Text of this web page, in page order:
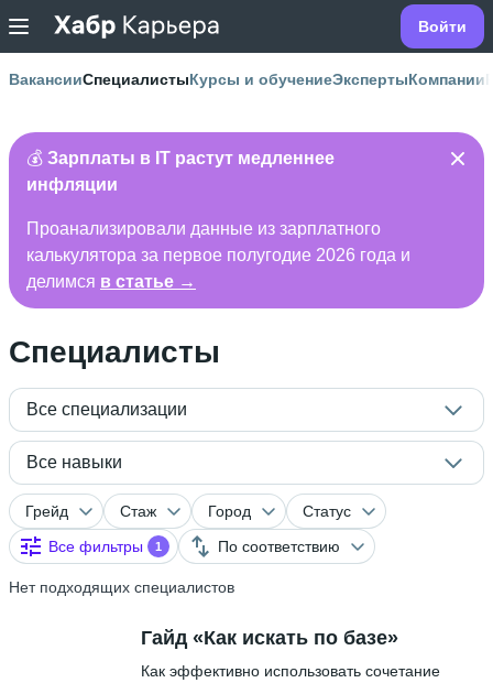
Войти
ВакансииСпециалистыКурсы и обучениеЭкспертыКомпании
💰 Зарплаты в IT растут медленнее
инфляции
Проанализировали данные из зарплатного
калькулятора за первое полугодие 2026 года и
делимся в статье →
Специалисты
Все специализации
Все навыки
Грейд Стаж Город
Статус
Все фильтры
1 По соответствию
Нет подходящих специалистов
Гайд «Как искать по базе»
Как эффективно использовать сочетание